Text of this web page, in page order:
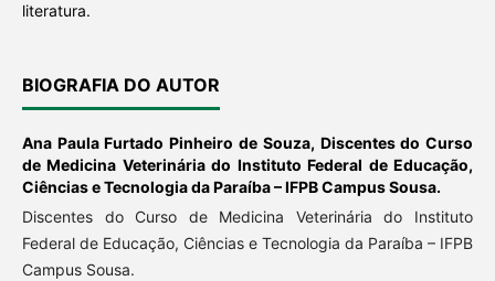
literatura.
BIOGRAFIA DO AUTOR
Ana Paula Furtado Pinheiro de Souza, Discentes do Curso
de Medicina Veterinária do Instituto Federal de Educação,
Ciências e Tecnologia da Paraíba – IFPB Campus Sousa.
Discentes do Curso de Medicina Veterinária do Instituto
Federal de Educação, Ciências e Tecnologia da Paraíba – IFPB
Campus Sousa.